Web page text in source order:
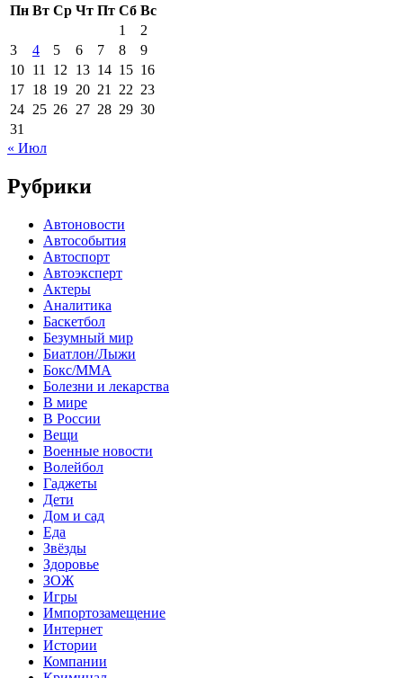
Пн Вт Ср Чт Пт Сб Вс
1
2
3
4 5 6 7 8
9
10 11 12 13 14 15 16
17 18 19 20 21 22 23
24 25 26 27 28 29 30
31
« Июл
Рубрики
Автоновости
Автособытия
Автоспорт
Автоэксперт
Актеры
Аналитика
Баскетбол
Безумный мир
Биатлон/Лыжи
Бокс/MMA
Болезни и лекарства
В мире
В России
Вещи
Военные новости
Волейбол
Гаджеты
Дети
Дом и сад
Еда
Звёзды
Здоровье
ЗОЖ
Игры
Импортозамещение
Интернет
Истории
Компании